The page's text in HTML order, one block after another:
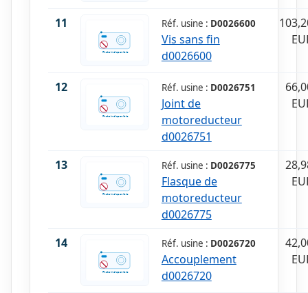
11 Réf. usine : D0026600
Vis sans fin
d0026600
12 Réf. usine : D0026751
Joint de
motoreducteur
d0026751
13 Réf. usine : D0026775
Flasque de
motoreducteur
d0026775
14 Réf. usine : D0026720
Accouplement
d0026720